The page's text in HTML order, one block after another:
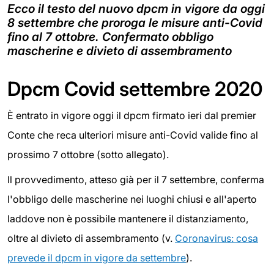
Ecco il testo del nuovo dpcm in vigore da oggi
8 settembre che proroga le misure anti-Covid
fino al 7 ottobre. Confermato obbligo
mascherine e divieto di assembramento
Dpcm Covid settembre 2020
È entrato in vigore oggi il dpcm firmato ieri dal premier
Conte che reca ulteriori misure anti-Covid valide fino al
prossimo 7 ottobre (sotto allegato).
Il provvedimento, atteso già per il 7 settembre, conferma
l'obbligo delle mascherine nei luoghi chiusi e all'aperto
laddove non è possibile mantenere il distanziamento,
oltre al divieto di assembramento (v. Coronavirus: cosa
prevede il dpcm in vigore da settembre).